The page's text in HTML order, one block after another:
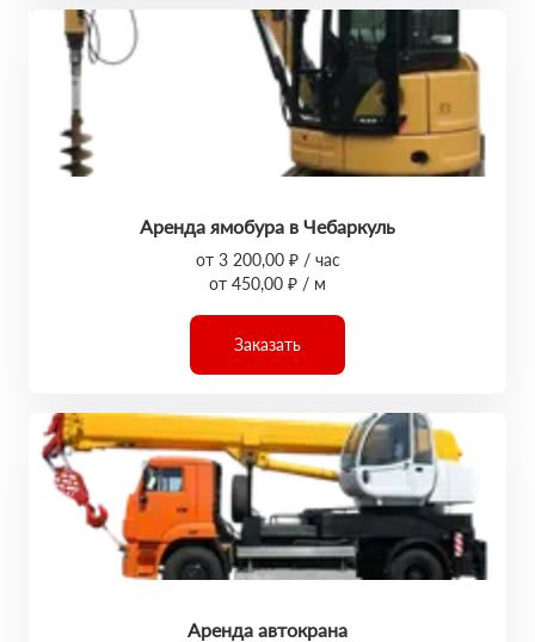
Аренда ямобура в Чебаркуль
от 3 200,00 ₽ / час
от 450,00 ₽ / м
Заказать
Аренда автокрана